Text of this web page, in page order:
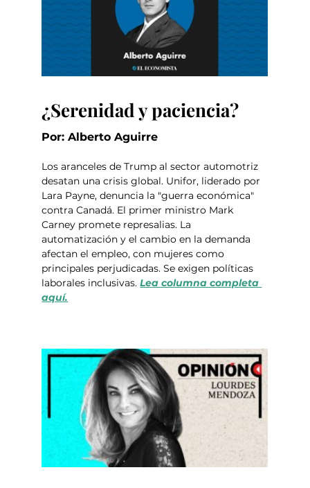
¿Serenidad y paciencia?
Por: Alberto Aguirre
Los aranceles de Trump al sector automotriz
desatan una crisis global. Unifor, liderado por
Lara Payne, denuncia la "guerra económica"
contra Canadá. El primer ministro Mark
Carney promete represalias. La
automatización y el cambio en la demanda
afectan el empleo, con mujeres como
principales perjudicadas. Se exigen políticas
laborales inclusivas. Lea columna completa
aquí.